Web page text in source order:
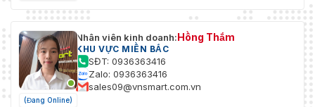
(Đang Online)
Nhân viên kinh doanh:Hồng Thắm
KHU VỰC MIỀN BẮC
SĐT: 0936363416
Zalo: 0936363416
sales09@vnsmart.com.vn